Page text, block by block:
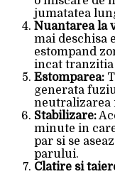
jumatatea
Nuantarea la
mai deschisa
estompand
incat tranzitia
Estomparea:
generata
neutralizarea
Stabilizare:
minute in
par si se
parului.
Clatire si